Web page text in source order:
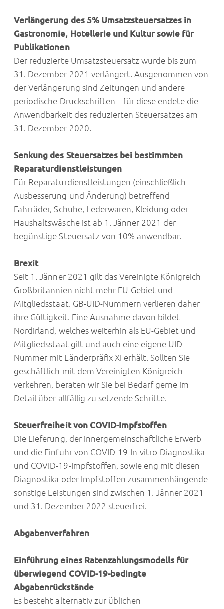
Verlängerung des 5% Umsatzsteuersatzes in
Gastronomie, Hotellerie und Kultur sowie für
Publikationen
Der reduzierte Umsatzsteuersatz wurde bis zum
31. Dezember 2021 verlängert. Ausgenommen von
der Verlängerung sind Zeitungen und andere
periodische Druckschriften – für diese endete die
Anwendbarkeit des reduzierten Steuersatzes am
31. Dezember 2020.
Senkung des Steuersatzes bei bestimmten
Reparaturdienstleistungen
Für Reparaturdienstleistungen (einschließlich
Ausbesserung und Änderung) betreffend
Fahrräder, Schuhe, Lederwaren, Kleidung oder
Haushaltswäsche ist ab 1. Jänner 2021 der
begünstige Steuersatz von 10% anwendbar.
Brexit
Seit 1. Jänner 2021 gilt das Vereinigte Königreich
Großbritannien nicht mehr EU-Gebiet und
Mitgliedsstaat. GB-UID-Nummern verlieren daher
ihre Gültigkeit. Eine Ausnahme davon bildet
Nordirland, welches weiterhin als EU-Gebiet und
Mitgliedsstaat gilt und auch eine eigene UID-
Nummer mit Länderpräfix XI erhält. Sollten Sie
geschäftlich mit dem Vereinigten Königreich
verkehren, beraten wir Sie bei Bedarf gerne im
Detail über allfällig zu setzende Schritte.
Steuerfreiheit von COVID-Impfstoffen
Die Lieferung, der innergemeinschaftliche Erwerb
und die Einfuhr von COVID-19-In-vitro-Diagnostika
und COVID-19-Impfstoffen, sowie eng mit diesen
Diagnostika oder Impfstoffen zusammenhängende
sonstige Leistungen sind zwischen 1. Jänner 2021
und 31. Dezember 2022 steuerfrei.
Abgabenverfahren
Einführung eines Ratenzahlungsmodells für
überwiegend COVID-19-bedingte
Abgabenrückstände
Es besteht alternativ zur üblichen